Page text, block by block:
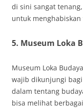
di sini sangat
untuk
5. Museum Loka
Museum Loka
wajib dikunjungi
dalam tentang
bisa melihat